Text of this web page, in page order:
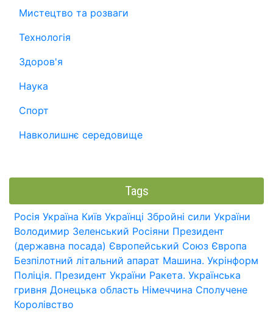
Мистецтво та розваги
Технологія
Здоров'я
Наука
Спорт
Навколишнє середовище
Tags
Росія Україна Київ Українці Збройні сили України
Володимир Зеленський Росіяни Президент
(державна посада) Європейський Союз Європа
Безпілотний літальний апарат Машина. Укрінформ
Поліція. Президент України Ракета. Українська
гривня Донецька область Німеччина Сполучене
Королівство